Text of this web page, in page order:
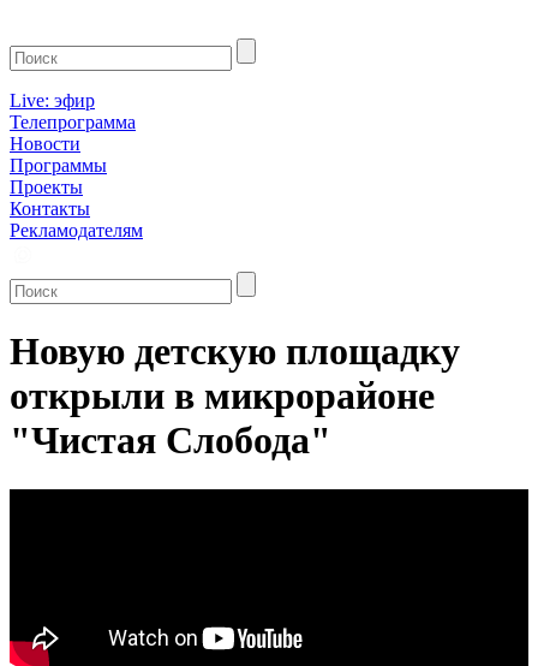
Live: эфир
Телепрограмма
Новости
Программы
Проекты
Контакты
Рекламодателям
Новую детскую площадку
открыли в микрорайоне
"Чистая Слобода"